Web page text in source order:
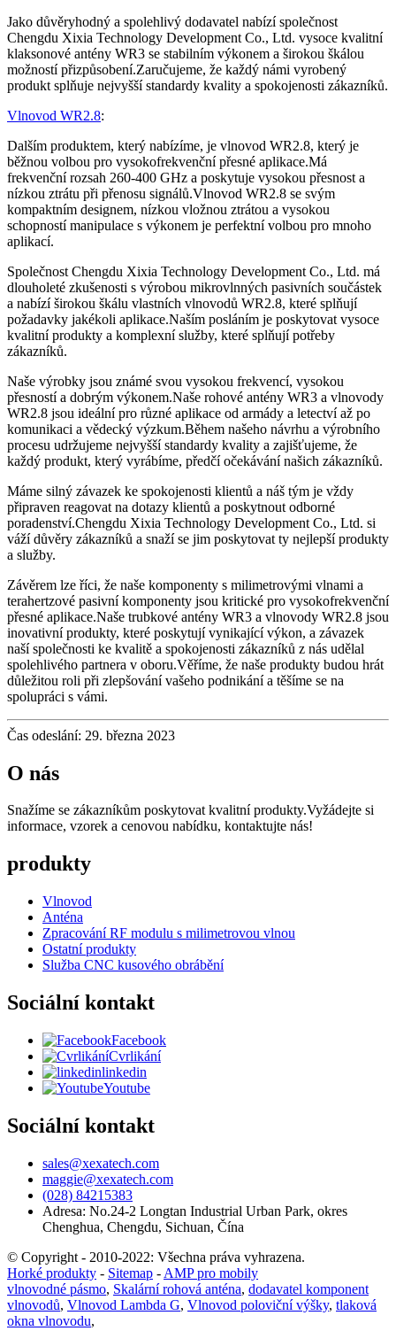
Jako důvěryhodný a spolehlivý dodavatel nabízí společnost
Chengdu Xixia Technology Development Co., Ltd. vysoce kvalitní
klaksonové antény WR3 se stabilním výkonem a širokou škálou
možností přizpůsobení.Zaručujeme, že každý námi vyrobený
produkt splňuje nejvyšší standardy kvality a spokojenosti zákazníků.
Vlnovod WR2.8:
Dalším produktem, který nabízíme, je vlnovod WR2.8, který je
běžnou volbou pro vysokofrekvenční přesné aplikace.Má
frekvenční rozsah 260-400 GHz a poskytuje vysokou přesnost a
nízkou ztrátu při přenosu signálů.Vlnovod WR2.8 se svým
kompaktním designem, nízkou vložnou ztrátou a vysokou
schopností manipulace s výkonem je perfektní volbou pro mnoho
aplikací.
Společnost Chengdu Xixia Technology Development Co., Ltd. má
dlouholeté zkušenosti s výrobou mikrovlnných pasivních součástek
a nabízí širokou škálu vlastních vlnovodů WR2.8, které splňují
požadavky jakékoli aplikace.Naším posláním je poskytovat vysoce
kvalitní produkty a komplexní služby, které splňují potřeby
zákazníků.
Naše výrobky jsou známé svou vysokou frekvencí, vysokou
přesností a dobrým výkonem.Naše rohové antény WR3 a vlnovody
WR2.8 jsou ideální pro různé aplikace od armády a letectví až po
komunikaci a vědecký výzkum.Během našeho návrhu a výrobního
procesu udržujeme nejvyšší standardy kvality a zajišťujeme, že
každý produkt, který vyrábíme, předčí očekávání našich zákazníků.
Máme silný závazek ke spokojenosti klientů a náš tým je vždy
připraven reagovat na dotazy klientů a poskytnout odborné
poradenství.Chengdu Xixia Technology Development Co., Ltd. si
váží důvěry zákazníků a snaží se jim poskytovat ty nejlepší produkty
a služby.
Závěrem lze říci, že naše komponenty s milimetrovými vlnami a
terahertzové pasivní komponenty jsou kritické pro vysokofrekvenční
přesné aplikace.Naše trubkové antény WR3 a vlnovody WR2.8 jsou
inovativní produkty, které poskytují vynikající výkon, a závazek
naší společnosti ke kvalitě a spokojenosti zákazníků z nás udělal
spolehlivého partnera v oboru.Věříme, že naše produkty budou hrát
důležitou roli při zlepšování vašeho podnikání a těšíme se na
spolupráci s vámi.
Čas odeslání: 29. března 2023
O nás
Snažíme se zákazníkům poskytovat kvalitní produkty.Vyžádejte si
informace, vzorek a cenovou nabídku, kontaktujte nás!
produkty
Vlnovod
Anténa
Zpracování RF modulu s milimetrovou vlnou
Ostatní produkty
Služba CNC kusového obrábění
Sociální kontakt
Facebook
Cvrlikání
linkedin
Youtube
Sociální kontakt
sales@xexatech.com
maggie@xexatech.com
(028) 84215383
Adresa: No.24-2 Longtan Industrial Urban Park, okres
Chenghua, Chengdu, Sichuan, Čína
© Copyright - 2010-2022: Všechna práva vyhrazena.
Horké produkty - Sitemap - AMP pro mobily
vlnovodné pásmo, Skalární rohová anténa, dodavatel komponent
vlnovodů, Vlnovod Lambda G, Vlnovod poloviční výšky, tlaková
okna vlnovodu,